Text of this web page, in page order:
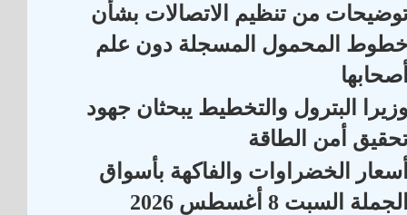
من تنظيم الاتصالات بشأن
المحمول المسجلة دون علم
البترول والتخطيط يبحثان جهود
أمن الطاقة
الخضراوات والفاكهة بأسواق
السبت 8 أغسطس 2026